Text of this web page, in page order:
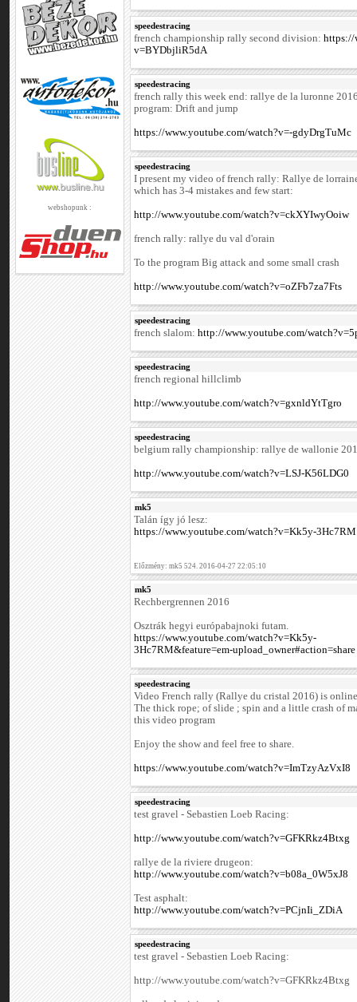
webshopunk :
speedestracing
french championship rally second division: https://
v=BYDbjliR5dA
speedestracing
french rally this week end: rallye de la luronne
program: Drift and jump
https://www.youtube.com/watch?v=-gdyDrgTuMc
speedestracing
I present my video of french rally: Rallye de
which has 3-4 mistakes and few start:
http://www.youtube.com/watch?v=ckXYIwyOoiw
french rally: rallye du val d'orain
To the program Big attack and some small crash
http://www.youtube.com/watch?v=oZFb7za7Fts
speedestracing
french slalom: http://www.youtube.com/
speedestracing
french regional hillclimb
http://www.youtube.com/watch?v=gxnldYtTgro
speedestracing
belgium rally championship: rallye de wallonie
http://www.youtube.com/watch?v=LSJ-K56LDG0
mk5
Talán így jó lesz:
https://www.youtube.com/watch?v=Kk5y-3Hc7RM
Előzmény: mk5 524. 2016-04-27 22:05:10
mk5
Rechbergrennen 2016
Osztrák hegyi európabajnoki futam.
https://www.youtube.com/watch?v=Kk5y-
3Hc7RM&feature=em-upload_owner#action=share
speedestracing
Video French rally (Rallye du cristal 2016) is
The thick rope; of slide ; spin and a little crash of
this video program
Enjoy the show and feel free to share.
https://www.youtube.com/watch?v=ImTzyAzVxI8
speedestracing
test gravel - Sebastien Loeb Racing:
http://www.youtube.com/watch?v=GFKRkz4Btxg
rallye de la riviere drugeon:
http://www.youtube.com/watch?v=b08a_0W5xJ8
Test asphalt:
http://www.youtube.com/watch?v=PCjnIi_ZDiA
speedestracing
test gravel - Sebastien Loeb Racing:
http://www.youtube.com/watch?v=GFKRkz4Btxg